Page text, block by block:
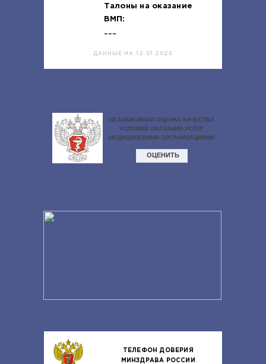
Талоны на оказание
ВМП:
---
ДАННЫЕ НА 12.01.2026
ТЕЛЕФОН ДОВЕРИЯ
МИНЗДРАВА РОССИИ